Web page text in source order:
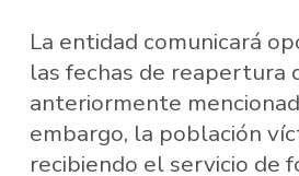
La entidad comunicará
las fechas de reapertura
anteriormente
embargo, la población
recibiendo el servicio de